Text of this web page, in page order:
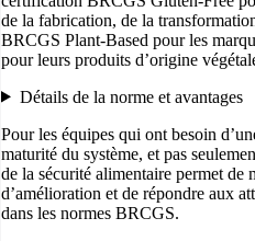
de la fabrication, de la
BRCGS Plant-Based pour les
pour leurs produits d’origine
Détails de la norme et avantages
Pour les équipes qui ont besoin
maturité du système, et pas
de la sécurité alimentaire permet de
d’amélioration et de répondre aux
dans les normes BRCGS.